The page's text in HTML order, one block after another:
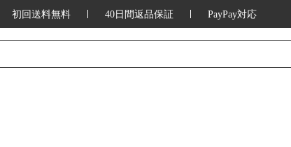
初回送料無料 40日間返品保証 PayPay対応